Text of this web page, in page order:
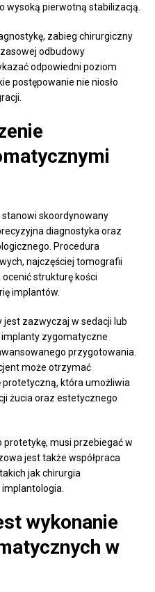
wysoką pierwotną stabilizacją.
zabieg chirurgiczny
odbudowy
odpowiedni poziom
postępowanie nie niosło
skoordynowany
diagnostyka oraz
Procedura
najczęściej tomografii
strukturę kości
implantów.
zazwyczaj w sedacji lub
zygomatyczne
przygotowania.
może otrzymać
która umożliwia
żucia oraz estetycznego
protetykę, musi przebiegać w
jest także współpraca
jak chirurgia
wykonanie
w